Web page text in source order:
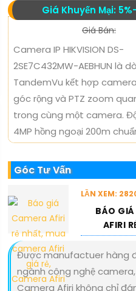
Giá Khuyến Mại:
Giá Bán:
Camera IP HIKVISION DS-
2SE7C432MW-AEBHUN là
TandemVu kết hợp
góc rộng và PTZ zoom
trong cùng một camera.
4MP hồng ngoại 200m
Góc Tư Vấn
LẦN XEM:
BÁO
AFIRI
Được manufactuer hàng
ngành công nghệ
Camera Afiri không chỉ